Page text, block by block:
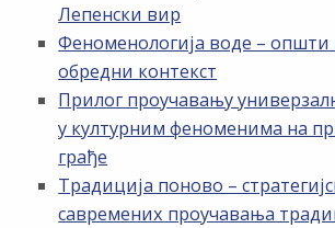
Лепенски вир
Феноменологија воде – општи
обредни контекст
Прилог проучавању
у културним феноменима на
грађе
Традиција поново –
савремених проучавања